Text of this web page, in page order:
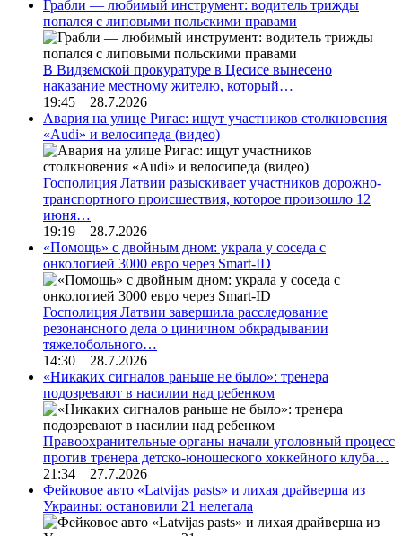
Грабли — любимый инструмент: водитель трижды
попался с липовыми польскими правами
В Видземской прокуратуре в Цесисе вынесено
наказание местному жителю, который…
19:45 28.7.2026
Авария на улице Ригас: ищут участников столкновения
«Audi» и велосипеда (видео)
Госполиция Латвии разыскивает участников дорожно-
транспортного происшествия, которое произошло 12
июня…
19:19 28.7.2026
«Помощь» с двойным дном: украла у соседа с
онкологией 3000 евро через Smart-ID
Госполиция Латвии завершила расследование
резонансного дела о циничном обкрадывании
тяжелобольного…
14:30 28.7.2026
«Никаких сигналов раньше не было»: тренера
подозревают в насилии над ребенком
Правоохранительные органы начали уголовный процесс
против тренера детско-юношеского хоккейного клуба…
21:34 27.7.2026
Фейковое авто «Latvijas pasts» и лихая драйверша из
Украины: остановили 21 нелегала